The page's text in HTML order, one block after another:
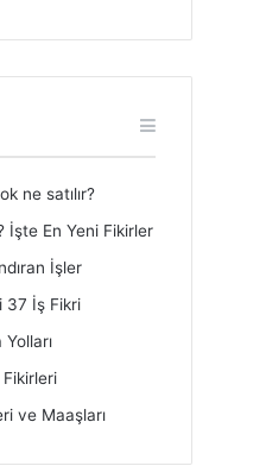
ne satılır?
İşte En Yeni Fikirler
İşler
37 İş Fikri
Fikirleri
ve Maaşları